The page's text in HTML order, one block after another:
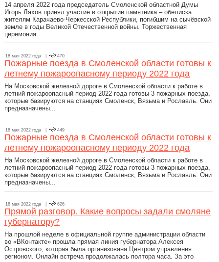
14 апреля 2022 года председатель Смоленской областной Думы
Игорь Ляхов принял участие в открытии памятника – обелиска
жителям Карачаево-Черкесской Республики, погибшим на сычёвской
земле в годы Великой Отечественной войны. Торжественная
церемония...
18 мая 2022 года | 470
Пожарные поезда в Смоленской области готовы к
летнему пожароопасному периоду 2022 года
На Московской железной дороге в Смоленской области к работе в
летний пожароопасный период 2022 года готовы 3 пожарных поезда,
которые базируются на станциях Смоленск, Вязьма и Рославль. Они
предназначены...
18 мая 2022 года | 449
Пожарные поезда в Смоленской области готовы к
летнему пожароопасному периоду 2022 года
На Московской железной дороге в Смоленской области к работе в
летний пожароопасный период 2022 года готовы 3 пожарных поезда,
которые базируются на станциях Смоленск, Вязьма и Рославль. Они
предназначены...
18 мая 2022 года | 626
Прямой разговор. Какие вопросы задали смоляне
губернатору?
На прошлой неделе в официальной группе администрации области
во «ВКонтакте» прошла прямая линия губернатора Алексея
Островского, которая была организована Центром управления
регионом. Онлайн встреча продолжалась полтора часа. За это